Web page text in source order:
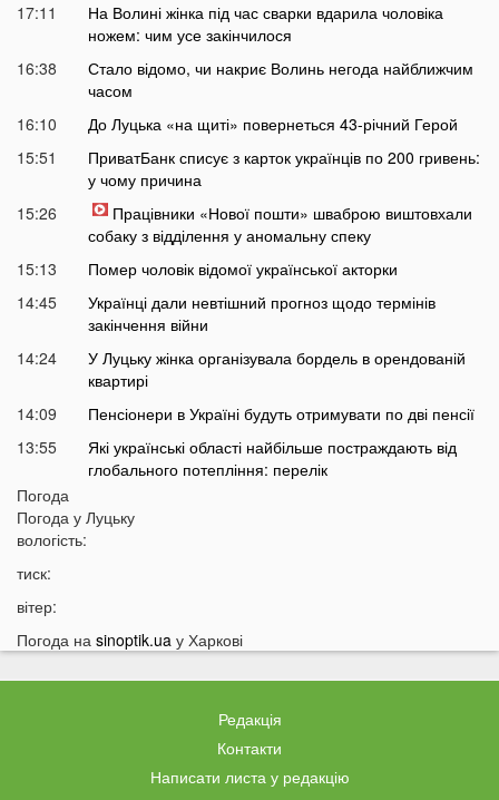
17:11
На Волині жінка під час сварки вдарила чоловіка
ножем: чим усе закінчилося
16:38
Стало відомо, чи накриє Волинь негода найближчим
часом
16:10
До Луцька «на щиті» повернеться 43-річний Герой
15:51
ПриватБанк списує з карток українців по 200 гривень:
у чому причина
15:26
Працівники «Нової пошти» шваброю виштовхали
собаку з відділення у аномальну спеку
15:13
Помер чоловік відомої української акторки
14:45
Українці дали невтішний прогноз щодо термінів
закінчення війни
14:24
У Луцьку жінка організувала бордель в орендованій
квартирі
14:09
Пенсіонери в Україні будуть отримувати по дві пенсії
13:55
Які українські області найбільше постраждають від
глобального потепління: перелік
13:40
аномалії
13:10
як так вийшло
хвилину мовчання
На Волині від удару блискавки загорілися дві споруди
Українцям масово надсилають небезпечні
Погода
Погода у Луцьку
вологість:
тиск:
вітер:
Погода на sinoptik.ua у Харкові
Редакція
Контакти
Написати листа у редакцію